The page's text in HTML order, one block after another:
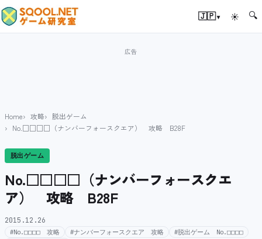
🇯🇵▾ ☀ 🔍
Home 攻略
脱出ゲーム
No.□□□□（ナンバーフォースクエア） 攻略 B28F
脱出ゲーム
No.□□□□（ナンバーフォースクエ
ア） 攻略 B28F
2015.12.26
#No.□□□□ 攻略 #ナンバーフォースクエア 攻略
#脱出ゲーム No.□□□□